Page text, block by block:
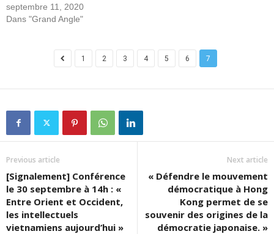
septembre 11, 2020
Dans "Grand Angle"
1 2 3 4 5 6 7
Previous article
[Signalement] Conférence
le 30 septembre à 14h : «
Entre Orient et Occident,
les intellectuels
vietnamiens aujourd’hui »
Next article
« Défendre le mouvement
démocratique à Hong
Kong permet de se
souvenir des origines de la
démocratie japonaise. »